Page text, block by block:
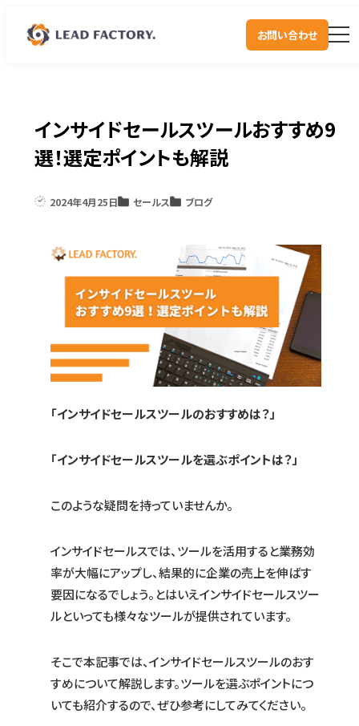
お問い合わせ
インサイドセールスツールおすすめ9
選！選定ポイントも解説
2024年4月25日 セールス ブログ
「インサイドセールスツールのおすすめは？」
「インサイドセールスツールを選ぶポイントは？」
このような疑問を持っていませんか。
インサイドセールスでは、ツールを活用すると業務効
率が大幅にアップし、結果的に企業の売上を伸ばす
要因になるでしょう。とはいえインサイドセールスツー
ルといっても様々なツールが提供されています。
そこで本記事では、インサイドセールスツールのおす
すめについて解説します。ツールを選ぶポイントにつ
いても紹介するので、ぜひ参考にしてみてください。